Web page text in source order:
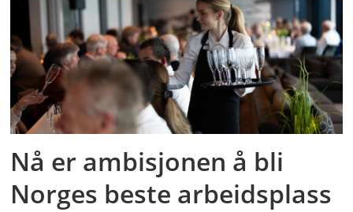
Nå er ambisjonen å bli
Norges beste arbeidsplass